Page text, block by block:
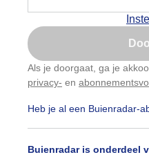
Als je doorgaat, ga je
privacy- en
Heb je al een Buienradar-
Buienradar is onderdeel
Is goed,
Nu niet,
Gebruik je Safari en wil
Klikhierom